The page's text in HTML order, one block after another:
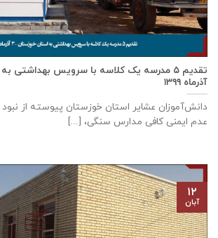
آذر‌ماه ۱۳۹۹
دانش‌آموزان عشایر استان خوزستان پيوسته از
عدم ایمنی کافی مدارس سنگی، [...]
۱۲
آبان